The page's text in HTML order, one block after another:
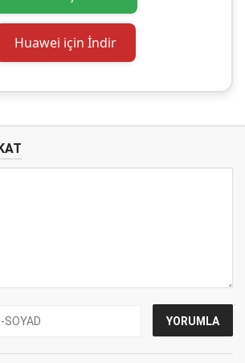
Huawei için İndir